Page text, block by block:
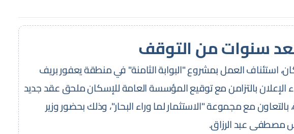
سنوات من التوقف
استئناف العمل بمشروع "البوابة الثامنة" في منطقة يعفور بريف
بالتزامن مع توقيع المؤسسة العامة للإسكان ملحق عقد جديد
بالتعاون مع مجموعة "الاستثمار لما وراء البحار"، وذلك بحضور وزير
مصطفى عبد الرزاق.